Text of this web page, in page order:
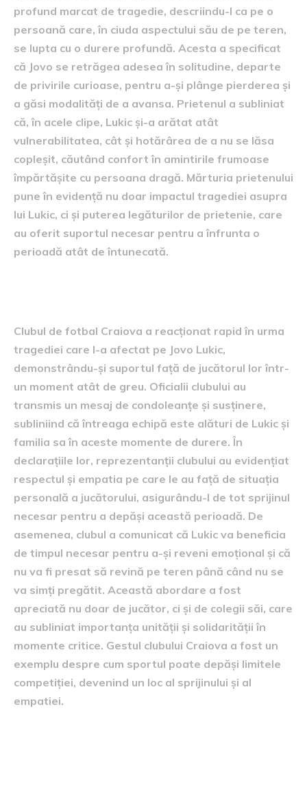
profund marcat de tragedie, descriindu-l ca pe o
persoană care, în ciuda aspectului său de pe teren,
se lupta cu o durere profundă. Acesta a specificat
că Jovo se retrăgea adesea în solitudine, departe
de privirile curioase, pentru a-și plânge pierderea și
a găsi modalități de a avansa. Prietenul a subliniat
că, în acele clipe, Lukic și-a arătat atât
vulnerabilitatea, cât și hotărârea de a nu se lăsa
copleșit, căutând confort în amintirile frumoase
împărtășite cu persoana dragă. Mărturia prietenului
pune în evidență nu doar impactul tragediei asupra
lui Lukic, ci și puterea legăturilor de prietenie, care
au oferit suportul necesar pentru a înfrunta o
perioadă atât de întunecată.
Clubul de fotbal Craiova a reacționat rapid în urma
tragediei care l-a afectat pe Jovo Lukic,
demonstrându-și suportul față de jucătorul lor într-
un moment atât de greu. Oficialii clubului au
transmis un mesaj de condoleanțe și susținere,
subliniind că întreaga echipă este alături de Lukic și
familia sa în aceste momente de durere. În
declarațiile lor, reprezentanții clubului au evidențiat
respectul și empatia pe care le au față de situația
personală a jucătorului, asigurându-l de tot sprijinul
necesar pentru a depăși această perioadă. De
asemenea, clubul a comunicat că Lukic va beneficia
de timpul necesar pentru a-și reveni emoțional și că
nu va fi presat să revină pe teren până când nu se
va simți pregătit. Această abordare a fost
apreciată nu doar de jucător, ci și de colegii săi, care
au subliniat importanța unității și solidarității în
momente critice. Gestul clubului Craiova a fost un
exemplu despre cum sportul poate depăși limitele
competiției, devenind un loc al sprijinului și al
empatiei.